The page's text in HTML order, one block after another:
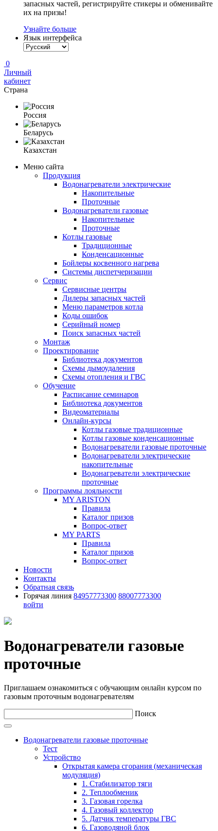
запасных частей, регистрируйте стикеры и обменивайте
их на призы!
Узнайте больше
Язык интерфейса
0
Личный
кабинет
Страна
Россия
Беларусь
Казахстан
Меню сайта
Продукция
Водонагреватели электрические
Накопительные
Проточные
Водонагреватели газовые
Накопительные
Проточные
Котлы газовые
Традиционные
Конденсационные
Бойлеры косвенного нагрева
Системы диспетчеризации
Сервис
Сервисные центры
Дилеры запасных частей
Меню параметров котла
Коды ошибок
Серийный номер
Поиск запасных частей
Монтаж
Проектирование
Библиотека документов
Схемы дымоудаления
Схемы отопления и ГВС
Обучение
Расписание семинаров
Библиотека документов
Видеоматериалы
Онлайн-курсы
Котлы газовые традиционные
Котлы газовые конденсационные
Водонагреватели газовые проточные
Водонагреватели электрические
накопительные
Водонагреватели электрические
проточные
Программы лояльности
MY ARISTON
Правила
Каталог призов
Вопрос-ответ
MY PARTS
Правила
Каталог призов
Вопрос-ответ
Новости
Контакты
Обратная связь
Горячая линия 84957773300 88007773300
войти
Водонагреватели газовые
проточные
Приглашаем ознакомиться с обучающим онлайн курсом по
газовым проточным водонагревателям
Поиск
Водонагреватели газовые проточные
Тест
Устройство
Открытая камера сгорания (механическая
модуляция)
1. Стабилизатор тяги
2. Теплообменик
3. Газовая горелка
4. Газовый коллектор
5. Датчик температуры ГВС
6. Газоводяной блок